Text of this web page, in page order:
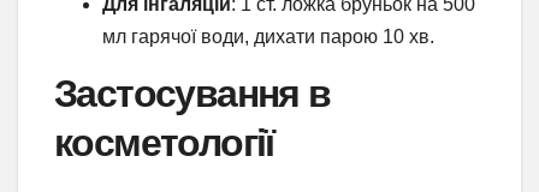
мл гарячої води, дихати парою 10 хв.
Застосування в
косметології